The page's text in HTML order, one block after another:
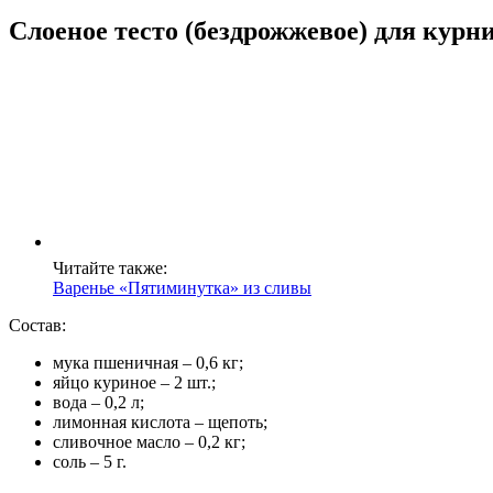
Слоеное тесто (бездрожжевое) для
Читайте также:
Варенье «Пятиминутка» из сливы
Состав:
мука пшеничная – 0,6 кг;
яйцо куриное – 2 шт.;
вода – 0,2 л;
лимонная кислота – щепоть;
сливочное масло – 0,2 кг;
соль – 5 г.